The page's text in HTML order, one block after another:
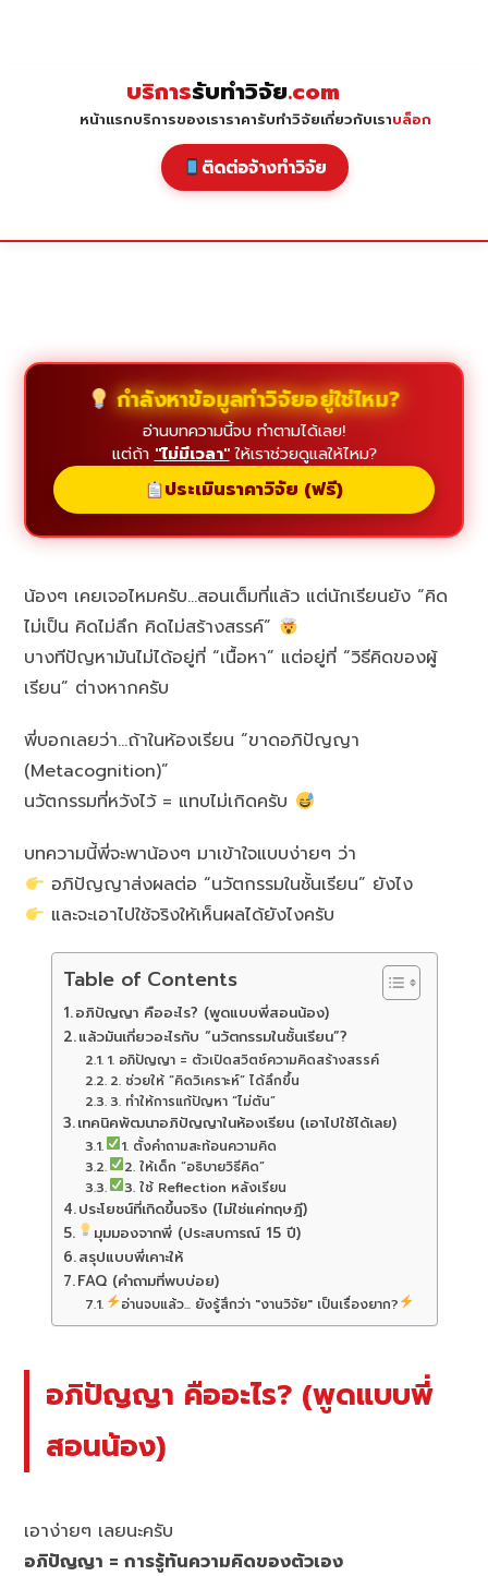
บริการรับทำวิจัย.com
หน้าแรกบริการของเราราคารับทำวิจัยเกี่ยวกับเราบล็อก
ติดต่อจ้างทำวิจัย
กำลังหาข้อมูลทำวิจัยอยู่ใช่ไหม?
อ่านบทความนี้จบ ทำตามได้เลย!
แต่ถ้า "ไม่มีเวลา"ให้เราช่วยดูแลให้ไหม?
ประเมินราคาวิจัย (ฟรี)
น้องๆ เคยเจอไหมครับ…สอนเต็มที่แล้ว แต่นักเรียนยัง “คิด
ไม่เป็น คิดไม่ลึก คิดไม่สร้างสรรค์”
บางทีปัญหามันไม่ได้อยู่ที่ “เนื้อหา” แต่อยู่ที่ “วิธีคิดของผู้
เรียน” ต่างหากครับ
พี่บอกเลยว่า…ถ้าในห้องเรียน “ขาดอภิปัญญา
(Metacognition)”
นวัตกรรมที่หวังไว้ = แทบไม่เกิดครับ
บทความนี้พี่จะพาน้องๆ มาเข้าใจแบบง่ายๆ ว่า
อภิปัญญาส่งผลต่อ “นวัตกรรมในชั้นเรียน” ยังไง
และจะเอาไปใช้จริงให้เห็นผลได้ยังไงครับ
Table of Contents
อภิปัญญา คืออะไร? (พูดแบบพี่สอนน้อง)
แล้วมันเกี่ยวอะไรกับ “นวัตกรรมในชั้นเรียน”?
1. อภิปัญญา = ตัวเปิดสวิตช์ความคิดสร้างสรรค์
2. ช่วยให้ “คิดวิเคราะห์” ได้ลึกขึ้น
3. ทำให้การแก้ปัญหา “ไม่ตัน”
เทคนิคพัฒนาอภิปัญญาในห้องเรียน (เอาไปใช้ได้เลย)
1. ตั้งคำถามสะท้อนความคิด
2. ให้เด็ก “อธิบายวิธีคิด”
3. ใช้ Reflection หลังเรียน
ประโยชน์ที่เกิดขึ้นจริง (ไม่ใช่แค่ทฤษฎี)
มุมมองจากพี่ (ประสบการณ์ 15 ปี)
สรุปแบบพี่เคาะให้
FAQ (คำถามที่พบบ่อย)
อ่านจบแล้ว... ยังรู้สึกว่า "งานวิจัย" เป็นเรื่องยาก?
อภิปัญญา คืออะไร? (พูดแบบพี่
สอนน้อง)
เอาง่ายๆ เลยนะครับ
อภิปัญญา = การรู้ทันความคิดของตัวเอง